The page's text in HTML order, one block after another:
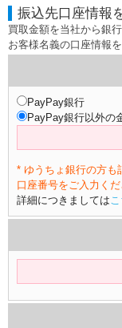
振込先口座情報
買取金額を当社から銀
お客様名義の口座情報
PayPay銀行
PayPay銀行以外の
* ゆうちょ銀行の方も
口座番号をご入力くだ
詳細につきましては